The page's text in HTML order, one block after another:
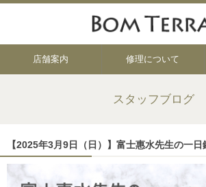
店舗案内 修理について
スタッフブログ
【2025年3月9日（日）】富士惠水先生の一日